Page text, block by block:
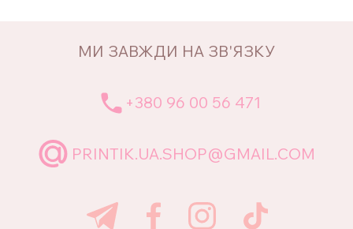
МИ ЗАВЖДИ НА ЗВ'ЯЗКУ
+380 96 00 56 471
PRINTIK.UA.SHOP@GMAIL.COM